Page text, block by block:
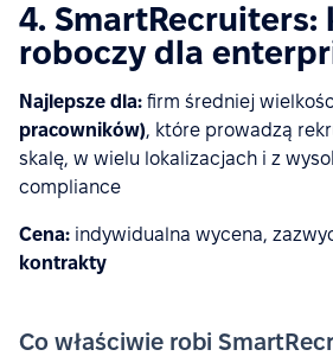
4. SmartRecruiters:
roboczy dla
Najlepsze dla: firm średniej
pracowników), które prowadzą
skalę, w wielu lokalizacjach i z
compliance
Cena: indywidualna wycena,
kontrakty
Co właściwie robi